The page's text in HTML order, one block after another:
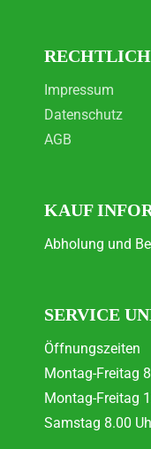
Impressum
Datenschutz
AGB
KAUF
Abholung und
SERVICE
Öffnungszeiten
Montag-Freitag
Montag-Freitag
Samstag 8.00